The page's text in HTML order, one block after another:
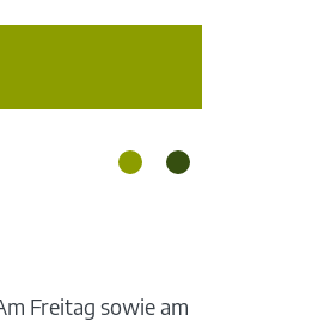
Freitag sowie am